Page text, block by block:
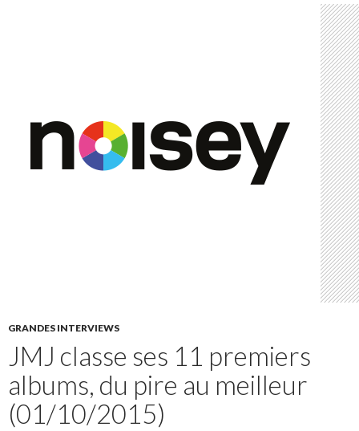
GRANDES INTERVIEWS
JMJ classe ses 11 premiers
albums, du pire au meilleur
(01/10/2015)